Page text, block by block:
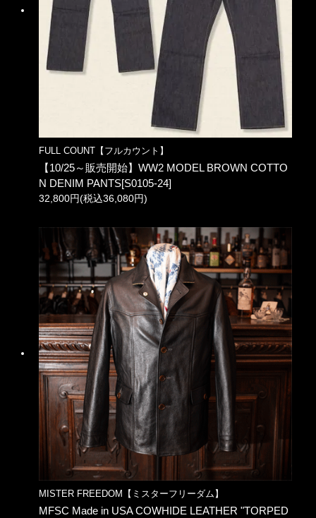
FULL COUNT【フルカウント】
【10/25～販売開始】WW2 MODEL BROWN COTTO
N DENIM PANTS[S0105-24]
32,800円(税込36,080円)
MISTER FREEDOM【ミスターフリーダム】
MFSC Made in USA COWHIDE LEATHER "TORPED